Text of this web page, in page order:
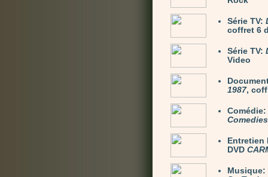
Série TV:
coffret 6
Série TV:
Video
1987,
Comédie:
Entretien
DVD
Musique: